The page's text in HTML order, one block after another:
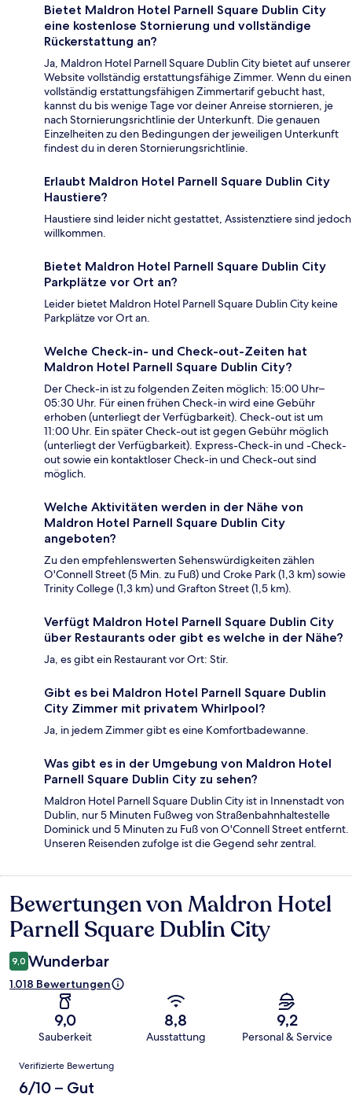
Bietet Maldron Hotel Parnell Square Dublin City
eine kostenlose Stornierung und vollständige
Rückerstattung an?
Ja, Maldron Hotel Parnell Square Dublin City bietet auf unserer
Website vollständig erstattungsfähige Zimmer. Wenn du einen
vollständig erstattungsfähigen Zimmertarif gebucht hast,
kannst du bis wenige Tage vor deiner Anreise stornieren, je
nach Stornierungsrichtlinie der Unterkunft. Die genauen
Einzelheiten zu den Bedingungen der jeweiligen Unterkunft
findest du in deren Stornierungsrichtlinie.
Erlaubt Maldron Hotel Parnell Square Dublin City
Haustiere?
Haustiere sind leider nicht gestattet, Assistenztiere sind jedoch
willkommen.
Bietet Maldron Hotel Parnell Square Dublin City
Parkplätze vor Ort an?
Leider bietet Maldron Hotel Parnell Square Dublin City keine
Parkplätze vor Ort an.
Welche Check-in- und Check-out-Zeiten hat
Maldron Hotel Parnell Square Dublin City?
Der Check-in ist zu folgenden Zeiten möglich: 15:00 Uhr–
05:30 Uhr. Für einen frühen Check-in wird eine Gebühr
erhoben (unterliegt der Verfügbarkeit). Check-out ist um
11:00 Uhr. Ein später Check-out ist gegen Gebühr möglich
(unterliegt der Verfügbarkeit). Express-Check-in und -Check-
out sowie ein kontaktloser Check-in und Check-out sind
möglich.
Welche Aktivitäten werden in der Nähe von
Maldron Hotel Parnell Square Dublin City
angeboten?
Zu den empfehlenswerten Sehenswürdigkeiten zählen
O'Connell Street (5 Min. zu Fuß) und Croke Park (1,3 km) sowie
Trinity College (1,3 km) und Grafton Street (1,5 km).
Verfügt Maldron Hotel Parnell Square Dublin City
über Restaurants oder gibt es welche in der Nähe?
Ja, es gibt ein Restaurant vor Ort: Stir.
Gibt es bei Maldron Hotel Parnell Square Dublin
City Zimmer mit privatem Whirlpool?
Ja, in jedem Zimmer gibt es eine Komfortbadewanne.
Was gibt es in der Umgebung von Maldron Hotel
Parnell Square Dublin City zu sehen?
Maldron Hotel Parnell Square Dublin City ist in Innenstadt von
Dublin, nur 5 Minuten Fußweg von Straßenbahnhaltestelle
Dominick und 5 Minuten zu Fuß von O'Connell Street entfernt.
Unseren Reisenden zufolge ist die Gegend sehr zentral.
Bewertungen
Bewertungen von Maldron Hotel
Parnell Square Dublin City
9,0 Wunderbar
1.018 Bewertungen
9,0
Sauberkeit
8,8
Ausstattung
9,2
Personal & Service
Bewertungen
Verifizierte Bewertung
6/10 – Gut